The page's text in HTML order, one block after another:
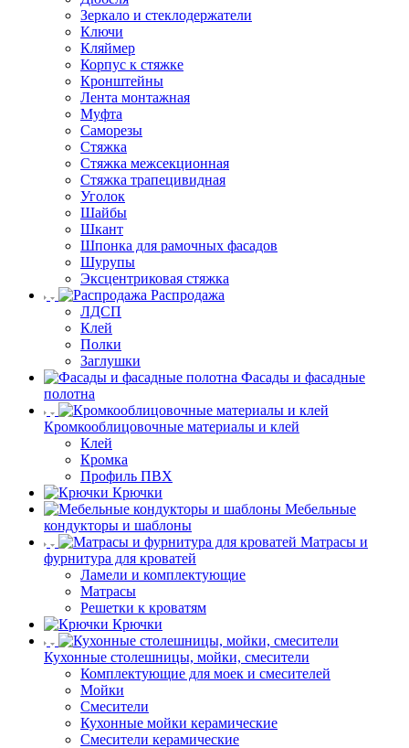
Зеркало и стеклодержатели
Ключи
Кляймер
Корпус к стяжке
Кронштейны
Лента монтажная
Муфта
Саморезы
Стяжка
Стяжка межсекционная
Стяжка трапецивидная
Уголок
Шайбы
Шкант
Шпонка для рамочных фасадов
Шурупы
Эксцентриковая стяжка
Распродажа
ЛДСП
Клей
Полки
Заглушки
Фасады и фасадные
полотна
Кромкооблицовочные материалы и клей
Клей
Кромка
Профиль ПВХ
Крючки
Мебельные
кондукторы и шаблоны
Матрасы и
фурнитура для кроватей
Ламели и комплектующие
Матрасы
Решетки к кроватям
Крючки
Кухонные столешницы, мойки, смесители
Комплектующие для моек и смесителей
Мойки
Смесители
Кухонные мойки керамические
Смесители керамические